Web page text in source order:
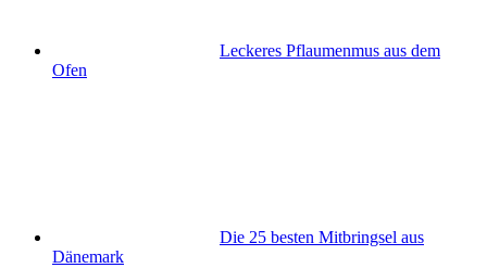
Leckeres Pflaumenmus aus dem
Ofen
Die 25 besten Mitbringsel aus
Dänemark